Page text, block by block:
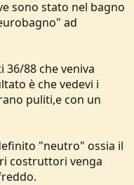
sono stato nel bagno
ad
36/88 che veniva
è che vedevi i
puliti,e con un
"neutro" ossia il
costruttori venga